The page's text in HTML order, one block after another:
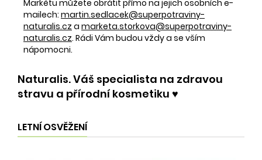
Markétu můžete obrátit přímo na jejich osobních e-
mailech: martin.sedlacek@superpotraviny-
naturalis.cz a marketa.storkova@superpotraviny-
naturalis.cz. Rádi Vám budou vždy a se vším
nápomocni.
Naturalis. Váš specialista na zdravou
stravu a přírodní kosmetiku ♥️
LETNÍ OSVĚŽENÍ